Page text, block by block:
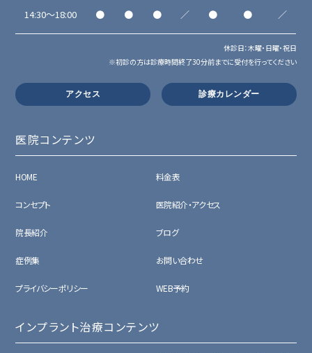
14:30～18:00 ● ● ● ／ ● ● ／
休診日：木曜・日曜・祝日
※初診の方は診療時間終了30分前までに受付を行ってください
アクセス 診療カレンダー
医院コンテンツ
HOME 料金表
コンセプト 医院紹介・アクセス
院長紹介 ブログ
症例集 お問い合わせ
プライバシーポリシー WEB予約
インプラント治療コンテンツ